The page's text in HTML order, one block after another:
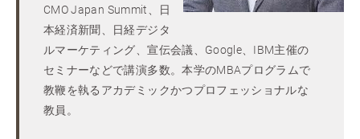
CMO Japan Summit、日
本経済新聞、日経デジタ
ルマーケティング、宣伝会議、Google、IBM主催の
セミナーなどで講演多数。本学のMBAプログラムで
教鞭を執るアカデミックかつプロフェッショナルな
教員。